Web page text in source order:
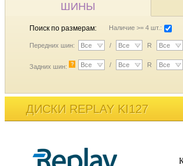
ШИНЫ
Поиск по размерам: Наличие >= 4 шт.:
Передних шин: Все / Все R Все
Задних шин: ? Все / Все R Все
ДИСКИ REPLAY KI127